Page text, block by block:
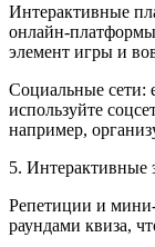
Интерактивные
онлайн-платформы
элемент игры и
Социальные сети:
используйте
например,
5. Интерактивные
Репетиции и
раундами квиза,